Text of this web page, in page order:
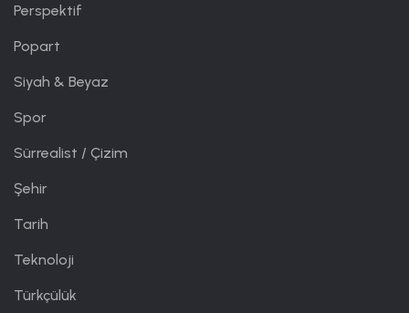
Perspektif
Popart
Siyah & Beyaz
Spor
Sürrealist / Çizim
Şehir
Tarih
Teknoloji
Türkçülük